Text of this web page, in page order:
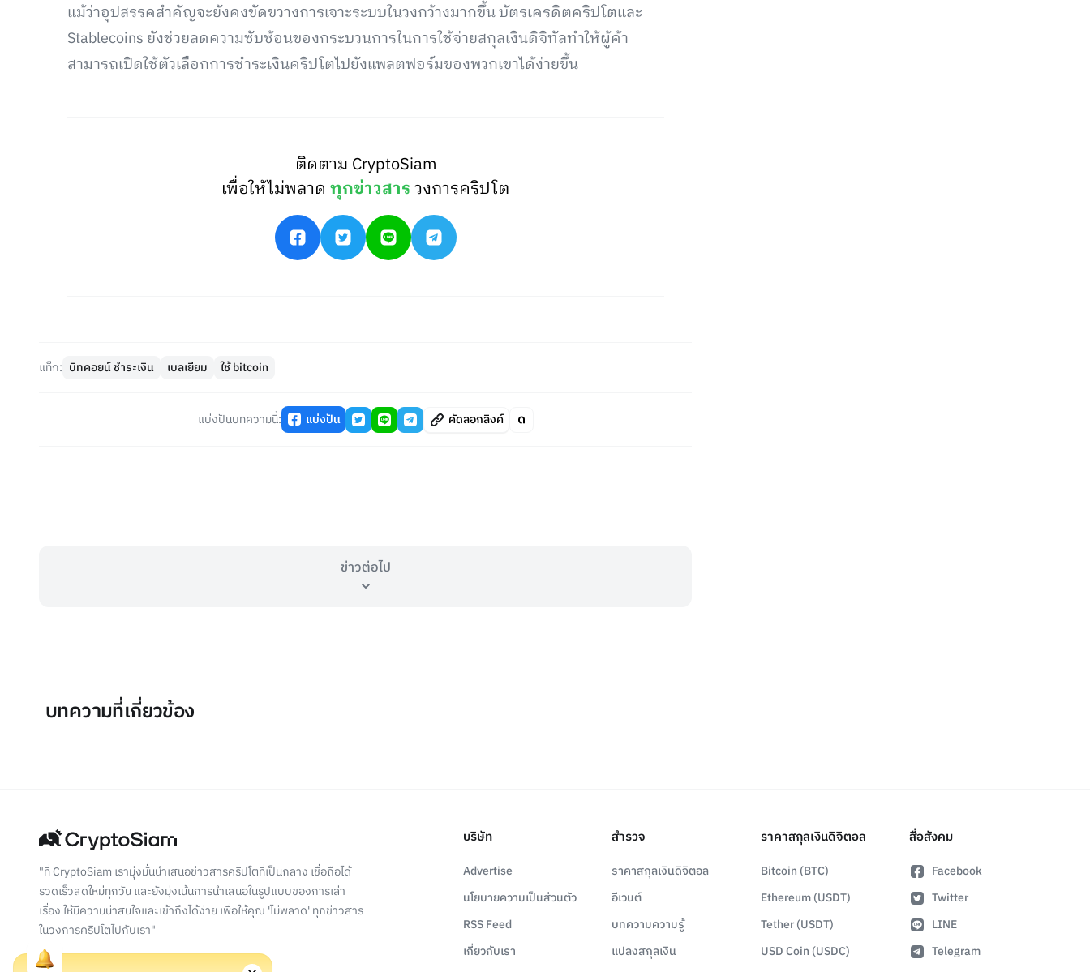
แม้ว่าอุปสรรคสำคัญจะยังคงขัดขวางการเจาะระบบในวงกว้างมากขึ้น บัตรเครดิตคริปโตและ
Stablecoins ยังช่วยลดความซับซ้อนของกระบวนการในการใช้จ่ายสกุลเงินดิจิทัลทำให้ผู้ค้า
สามารถเปิดใช้ตัวเลือกการชำระเงินคริปโตไปยังแพลตฟอร์มของพวกเขาได้ง่ายขึ้น
ติดตาม CryptoSiam
เพื่อให้ไม่พลาดทุกข่าวสารวงการคริปโต
แท็ก: บิทคอยน์ ชำระเงิน เบลเยียม ใช้ bitcoin
แบ่งปันบทความนี้: แบ่งปัน คัดลอกลิงค์
ข่าวต่อไป
บทความที่เกี่ยวข้อง
"ที่ CryptoSiam เรามุ่งมั่นนำเสนอข่าวสารคริปโตที่เป็นกลาง เชื่อถือได้
รวดเร็วสดใหม่ทุกวัน และยังมุ่งเน้นการนำเสนอในรูปแบบของการเล่า
เรื่อง ให้มีความน่าสนใจและเข้าถึงได้ง่าย เพื่อให้คุณ 'ไม่พลาด' ทุกข่าวสาร
ในวงการคริปโตไปกับเรา"
บริษัท
Advertise
นโยบายความเป็นส่วนตัว
RSS Feed
เกี่ยวกับเรา
สำรวจ
ราคาสกุลเงินดิจิตอล
อีเวนต์
บทความความรู้
แปลงสกุลเงิน
ราคาสกุลเงินดิจิตอล
Bitcoin (BTC)
Ethereum (USDT)
Tether (USDT)
USD Coin (USDC)
สื่อสังคม
Facebook
Twitter
LINE
Telegram